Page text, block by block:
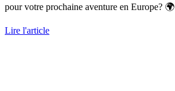
pour votre prochaine aventure en Europe? 🌍
Lire l'article